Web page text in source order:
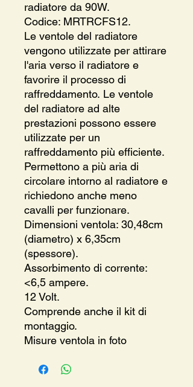
radiatore da 90W.
Codice: MRTRCFS12.
Le ventole del radiatore
vengono utilizzate per attirare
l'aria verso il radiatore e
favorire il processo di
raffreddamento. Le ventole
del radiatore ad alte
prestazioni possono essere
utilizzate per un
raffreddamento più efficiente.
Permettono a più aria di
circolare intorno al radiatore e
richiedono anche meno
cavalli per funzionare.
Dimensioni ventola: 30,48cm
(diametro) x 6,35cm
(spessore).
Assorbimento di corrente:
<6,5 ampere.
12 Volt.
Comprende anche il kit di
montaggio.
Misure ventola in foto